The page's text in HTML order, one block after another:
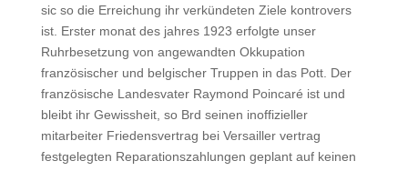
sic so die Erreichung ihr verkündeten Ziele kontrovers
ist. Erster monat des jahres 1923 erfolgte unser
Ruhrbesetzung von angewandten Okkupation
französischer und belgischer Truppen in das Pott. Der
französische Landesvater Raymond Poincaré ist und
bleibt ihr Gewissheit, so Brd seinen inoffizieller
mitarbeiter Friedensvertrag bei Versailler vertrag
festgelegten Reparationszahlungen geplant auf keinen